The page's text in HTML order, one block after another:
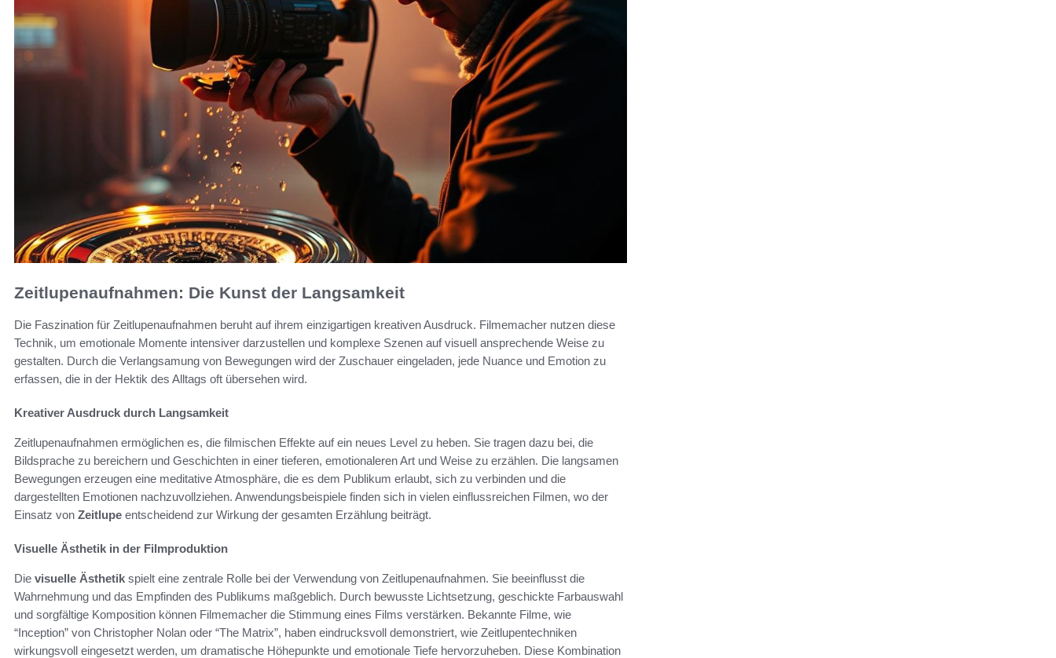
Zeitlupenaufnahmen: Die Kunst der Langsamkeit
Die Faszination für Zeitlupenaufnahmen beruht auf ihrem einzigartigen kreativen Ausdruck. Filmemacher nutzen diese
Technik, um emotionale Momente intensiver darzustellen und komplexe Szenen auf visuell ansprechende Weise zu
gestalten. Durch die Verlangsamung von Bewegungen wird der Zuschauer eingeladen, jede Nuance und Emotion zu
erfassen, die in der Hektik des Alltags oft übersehen wird.
Kreativer Ausdruck durch Langsamkeit
Zeitlupenaufnahmen ermöglichen es, die filmischen Effekte auf ein neues Level zu heben. Sie tragen dazu bei, die
Bildsprache zu bereichern und Geschichten in einer tieferen, emotionaleren Art und Weise zu erzählen. Die langsamen
Bewegungen erzeugen eine meditative Atmosphäre, die es dem Publikum erlaubt, sich zu verbinden und die
dargestellten Emotionen nachzuvollziehen. Anwendungsbeispiele finden sich in vielen einflussreichen Filmen, wo der
Einsatz von Zeitlupe entscheidend zur Wirkung der gesamten Erzählung beiträgt.
Visuelle Ästhetik in der Filmproduktion
Die visuelle Ästhetik spielt eine zentrale Rolle bei der Verwendung von Zeitlupenaufnahmen. Sie beeinflusst die
Wahrnehmung und das Empfinden des Publikums maßgeblich. Durch bewusste Lichtsetzung, geschickte Farbauswahl
und sorgfältige Komposition können Filmemacher die Stimmung eines Films verstärken. Bekannte Filme, wie
“Inception” von Christopher Nolan oder “The Matrix”, haben eindrucksvoll demonstriert, wie Zeitlupentechniken
wirkungsvoll eingesetzt werden, um dramatische Höhepunkte und emotionale Tiefe hervorzuheben. Diese Kombination